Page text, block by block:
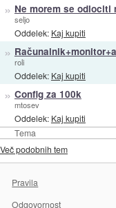
Tema
» Ne morem se odlociti
seljo
Oddelek: Kaj kupiti
»
roli
Oddelek: Kaj kupiti
» Config za 100k
mtosev
Oddelek: Kaj kupiti
Več podobnih tem
Pravila
Odgovornost